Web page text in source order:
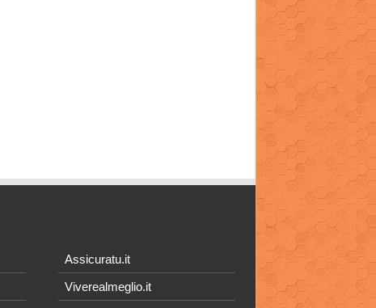
Assicuratu.it
Viverealmeglio.it